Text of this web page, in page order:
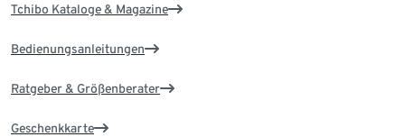
Tchibo Kataloge & Magazine
Bedienungsanleitungen
Ratgeber & Größenberater
Geschenkkarte